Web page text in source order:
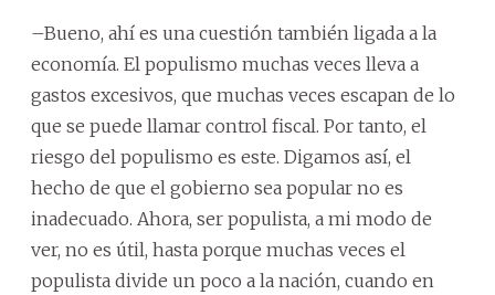
–Bueno, ahí es una cuestión también ligada a la
economía. El populismo muchas veces lleva a
gastos excesivos, que muchas veces escapan de lo
que se puede llamar control fiscal. Por tanto, el
riesgo del populismo es este. Digamos así, el
hecho de que el gobierno sea popular no es
inadecuado. Ahora, ser populista, a mi modo de
ver, no es útil, hasta porque muchas veces el
populista divide un poco a la nación, cuando en